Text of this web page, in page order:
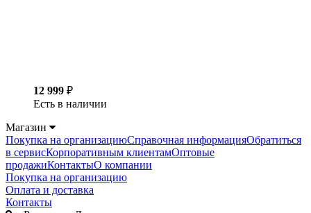
12 999 ₽
Есть в наличии
Магазин
Покупка на организациюСправочная информацияОбратиться
в сервисКорпоративным клиентамОптовые
продажиКонтактыО компании
Покупка на организацию
Оплата и доставка
Контакты